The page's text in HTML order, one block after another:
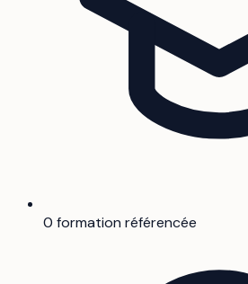
0 formation référencée